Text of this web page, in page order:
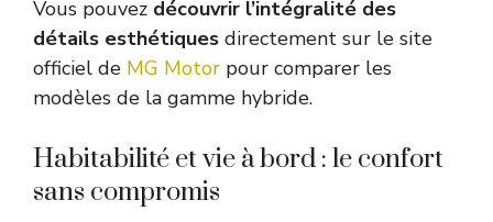
Vous pouvez découvrir l’intégralité des
détails esthétiques directement sur le site
officiel de MG Motor pour comparer les
modèles de la gamme hybride.
Habitabilité et vie à bord : le confort
sans compromis